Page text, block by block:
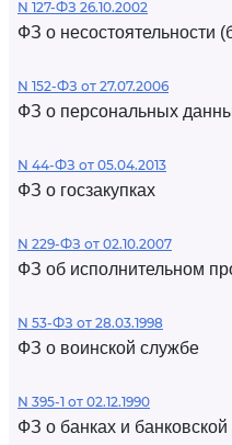
N 127-ФЗ 26.10.2002
ФЗ о несостоятельности
N 152-ФЗ от 27.07.2006
ФЗ о персональных
N 44-ФЗ от 05.04.2013
ФЗ о госзакупках
N 229-ФЗ от 02.10.2007
ФЗ об исполнительном
N 53-ФЗ от 28.03.1998
ФЗ о воинской службе
N 395-1 от 02.12.1990
ФЗ о банках и банковской